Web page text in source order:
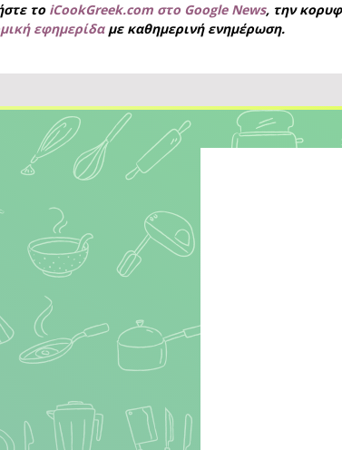
το iCookGreek.com στο Google News, την
εφημερίδαμε καθημερινή ενημέρωση.